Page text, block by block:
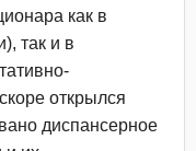
как в
так и в
открылся
диспансерное